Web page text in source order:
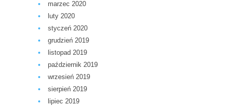
marzec 2020
luty 2020
styczeń 2020
grudzień 2019
listopad 2019
październik 2019
wrzesień 2019
sierpień 2019
lipiec 2019